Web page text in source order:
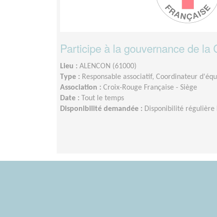
Participe à la gouvernance de la
Lieu : ALENCON (61000)
Type : Responsable associatif, Coordinateur
Association : Croix-Rouge Française - Siège
Date :
Tout le temps
Disponibilité demandée : Disponibilité régulière